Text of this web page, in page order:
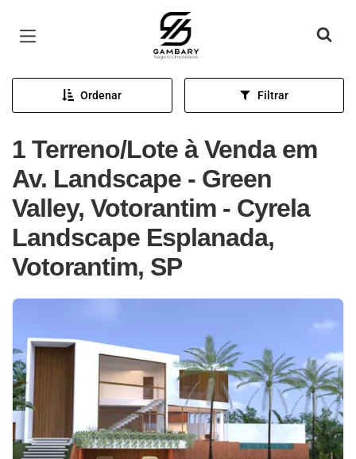
Página inicial
Ordenar Filtrar
1 Terreno/Lote à Venda em
Av. Landscape - Green
Valley, Votorantim - Cyrela
Landscape Esplanada,
Votorantim, SP